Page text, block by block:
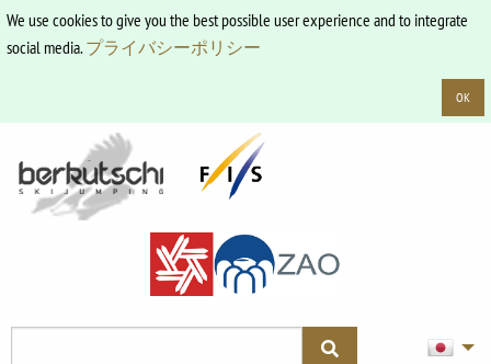
We use cookies to give you the best possible user experience and to integrate
social media.プライバシーポリシー
OK